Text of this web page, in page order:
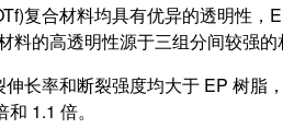
复合材料均具有优异的透明性
料的高透明性源于三组分间较强
伸长率和断裂强度均大于 EP 树
1.1 倍。